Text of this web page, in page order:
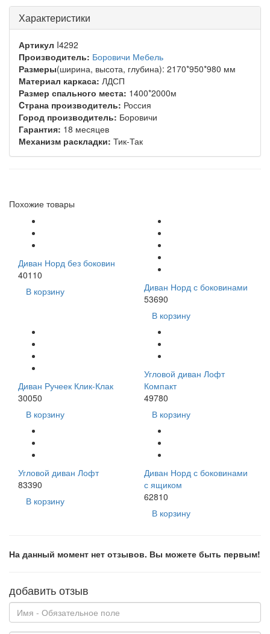
Характеристики
Артикул I4292
Производитель: Боровичи Мебель
Размеры(ширина, высота, глубина): 2170*950*980 мм
Материал каркаса: ЛДСП
Размер спального места: 1400*2000м
Cтрана производитель: Россия
Город производитель: Боровичи
Гарантия: 18 месяцев
Механизм раскладки: Тик-Так
Похожие товары
Диван Норд без боковин
40110
В корзину
Диван Норд с боковинами
53690
В корзину
Диван Ручеек Клик-Клак
30050
В корзину
Угловой диван Лофт
Компакт
49780
В корзину
Угловой диван Лофт
83390
В корзину
Диван Норд с боковинами
с ящиком
62810
В корзину
На данный момент нет отзывов. Вы можете быть первым!
добавить отзыв